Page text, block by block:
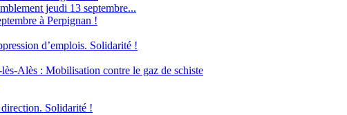
jeudi 13 septembre...
à Perpignan !
d’emplois. Solidarité !
Alès : Mobilisation contre le gaz de schiste
Solidarité !